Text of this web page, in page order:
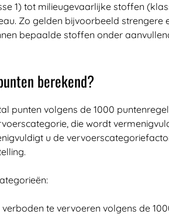
1) tot milieugevaarlijke stoffen
Zo gelden bijvoorbeeld
bepaalde stoffen onder
berekend?
punten volgens de 1000
die wordt
u de
verboden te vervoeren volgens de